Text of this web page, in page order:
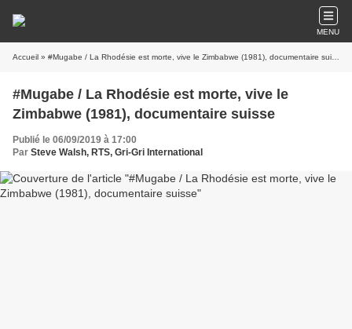
MENU
Accueil » #Mugabe / La Rhodésie est morte, vive le Zimbabwe (1981), documentaire suisse
#Mugabe / La Rhodésie est morte, vive le
Zimbabwe (1981), documentaire suisse
Publié le 06/09/2019 à 17:00
Par Steve Walsh, RTS, Gri-Gri International